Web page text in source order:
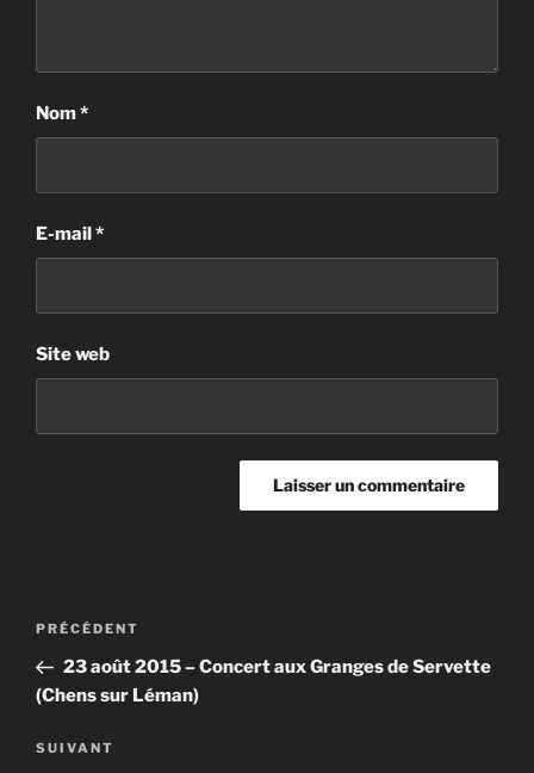
Nom*
E-mail*
Site web
Navigation
l’article
Article
précédent
PRÉCÉDENT
23 août 2015 – Concert aux Granges de Servette
(Chens sur Léman)
Article
SUIVANT